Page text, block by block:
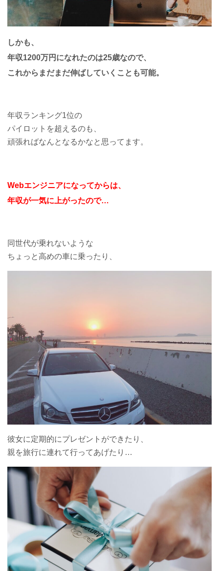
しかも、
年収1200万円になれたのは25歳なので、
これからまだまだ伸ばしていくことも可能。
年収ランキング1位の
パイロットを超えるのも、
頑張ればなんとなるかなと思ってます。
Webエンジニアになってからは、
年収が一気に上がったので…
同世代が乗れないような
ちょっと高めの車に乗ったり、
彼女に定期的にプレゼントができたり、
親を旅行に連れて行ってあげたり…